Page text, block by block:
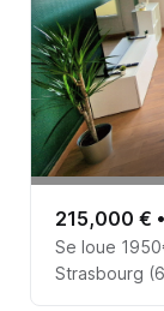
215,000 € •
Se loue
Strasbourg